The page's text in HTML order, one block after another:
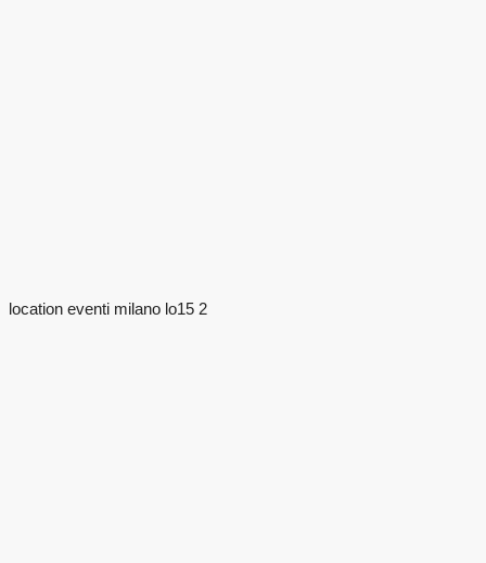
location eventi milano lo15 2